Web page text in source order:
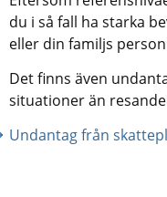
du i så fall ha starka
eller din familjs
Det finns även
situationer än
Undantag från